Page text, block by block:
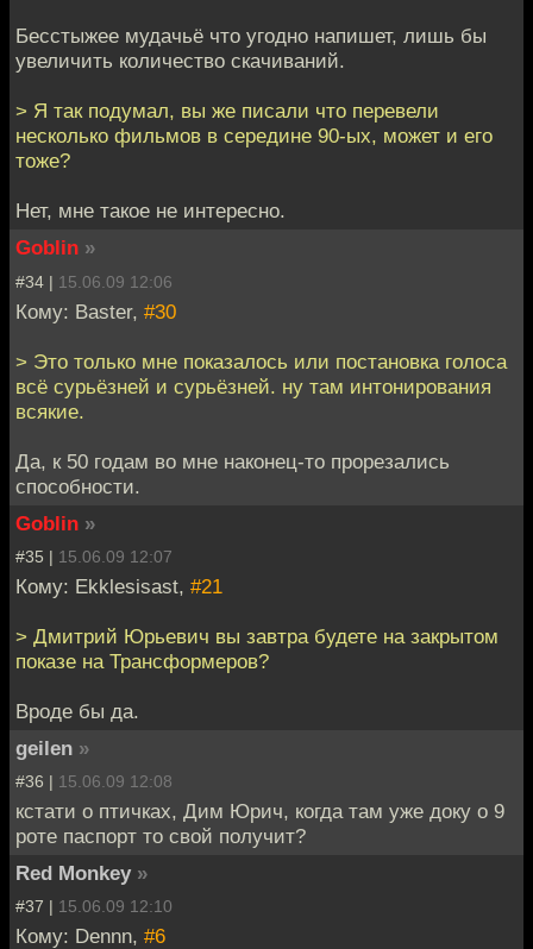
Бесстыжее мудачьё что угодно напишет, лишь бы
увеличить количество скачиваний.
> Я так подумал, вы же писали что перевели
несколько фильмов в середине 90-ых, может и его
тоже?
Нет, мне такое не интересно.
Goblin »
#34 | 15.06.09 12:06
Кому: Baster, #30
> Это только мне показалось или постановка голоса
всё сурьёзней и сурьёзней. ну там интонирования
всякие.
Да, к 50 годам во мне наконец-то прорезались
способности.
Goblin »
#35 | 15.06.09 12:07
Кому: Ekklesisast, #21
> Дмитрий Юрьевич вы завтра будете на закрытом
показе на Трансформеров?
Вроде бы да.
geilen »
#36 | 15.06.09 12:08
кстати о птичках, Дим Юрич, когда там уже доку о 9
роте паспорт то свой получит?
Red Monkey »
#37 | 15.06.09 12:10
Кому: Dennn, #6